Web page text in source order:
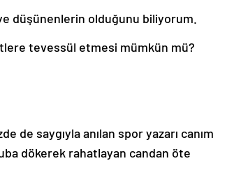
düşünenlerin olduğunu biliyorum.
tevessül etmesi mümkün mü?
de saygıyla anılan spor yazarı canım
dökerek rahatlayan candan öte